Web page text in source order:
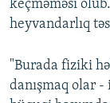
keçməməsi
heyvandarlıq
"Burada fiziki
danışmaq olar -